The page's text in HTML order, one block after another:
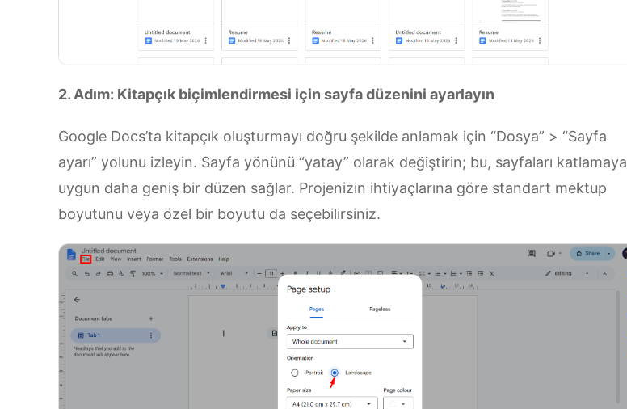
2. Adım: Kitapçık biçimlendirmesi için sayfa düzenini ayarlayın
Google Docs’ta kitapçık oluşturmayı doğru şekilde anlamak için “Dosya” > “Sayfa
ayarı” yolunu izleyin. Sayfa yönünü “yatay” olarak değiştirin; bu, sayfaları katlamaya
uygun daha geniş bir düzen sağlar. Projenizin ihtiyaçlarına göre standart mektup
boyutunu veya özel bir boyutu da seçebilirsiniz.